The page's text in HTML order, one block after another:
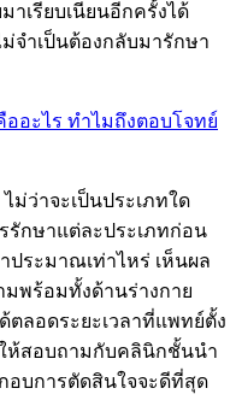
าเรียบเนียนอีกครั้งได้
จำเป็นต้องกลับมารักษา
ออะไร ทำไมถึงตอบโจทย์
ว่าจะเป็นประเภทใด
กษาแต่ละประเภทก่อน
ประมาณเท่าไหร่ เห็นผล
พร้อมทั้งด้านร่างกาย
ตลอดระยะเวลาที่แพทย์ตั้ง
ห้สอบถามกับคลินิกชั้นนำ
อบการตัดสินใจจะดีที่สุด